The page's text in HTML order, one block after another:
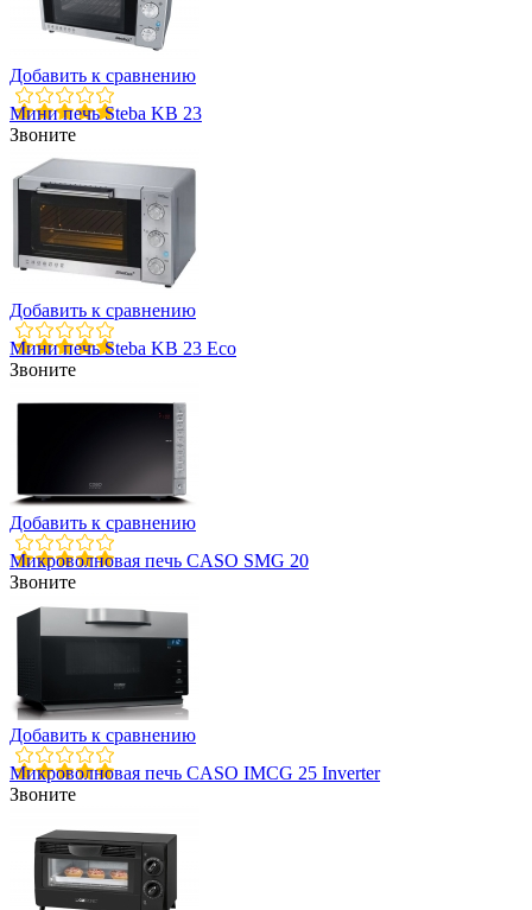
Добавить к сравнению
Мини печь Steba KB 23
Звоните
Добавить к сравнению
Мини печь Steba KB 23 Eco
Звоните
Добавить к сравнению
Микроволновая печь CASO SMG 20
Звоните
Добавить к сравнению
Микроволновая печь CASO IMCG 25 Inverter
Звоните